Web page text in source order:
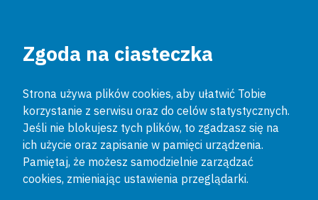
Zgoda na ciasteczka
Strona używa plików cookies, aby ułatwić Tobie
korzystanie z serwisu oraz do celów statystycznych.
Jeśli nie blokujesz tych plików, to zgadzasz się na
ich użycie oraz zapisanie w pamięci urządzenia.
Pamiętaj, że możesz samodzielnie zarządzać
cookies, zmieniając ustawienia przeglądarki.